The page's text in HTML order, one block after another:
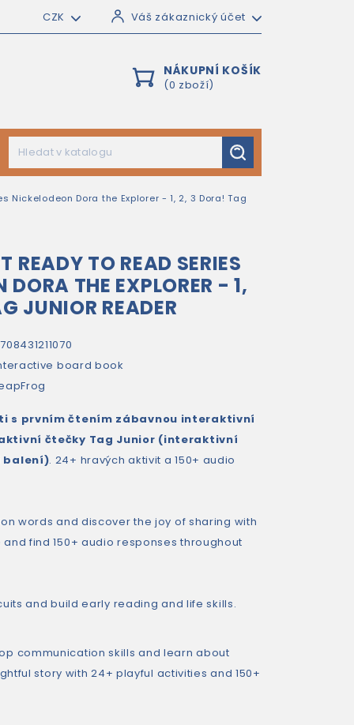
CZK Váš zákaznický účet
NÁKUPNÍ KOŠÍK
(0 zboží)
Nickelodeon Dora the Explorer - 1, 2, 3 Dora! Tag
READY TO READ SERIES
DORA THE EXPLORER - 1,
JUNIOR READER
board book
s prvním čtením zábavnou interaktivní
čtečky Tag Junior (interaktivní
balení). 24+ hravých aktivit a 150+ audio
words and discover the joy of sharing with
find 150+ audio responses throughout
and build early reading and life skills.
communication skills and learn about
story with 24+ playful activities and 150+